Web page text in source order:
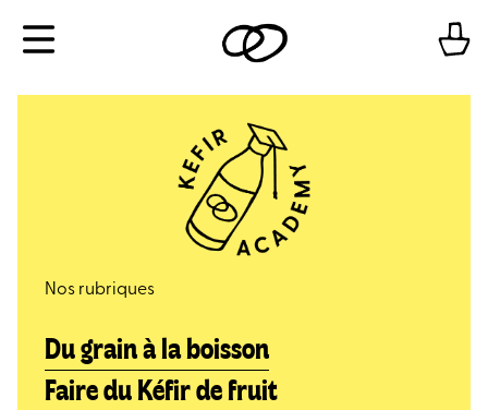
Nos rubriques
Du grain à la boisson
Faire du Kéfir de fruit